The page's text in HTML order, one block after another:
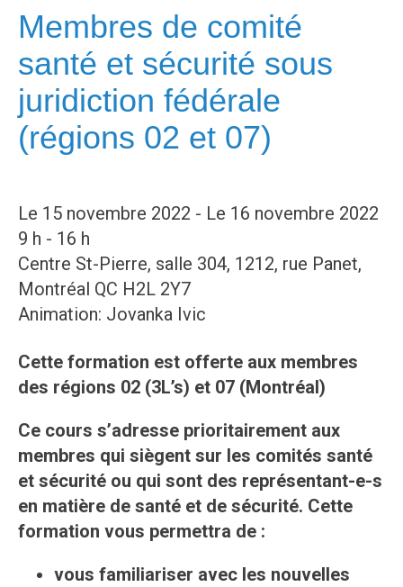
Membres de comité
santé et sécurité sous
juridiction fédérale
(régions 02 et 07)
Le 15 novembre 2022 - Le 16 novembre 2022
9 h - 16 h
Centre St-Pierre, salle 304, 1212, rue Panet,
Montréal QC H2L 2Y7
Animation: Jovanka Ivic
Cette formation est offerte aux membres
des régions 02 (3L’s) et 07 (Montréal)
Ce cours s’adresse prioritairement aux
membres qui siègent sur les comités santé
et sécurité ou qui sont des représentant-e-s
en matière de santé et de sécurité. Cette
formation vous permettra de :
vous familiariser avec les nouvelles